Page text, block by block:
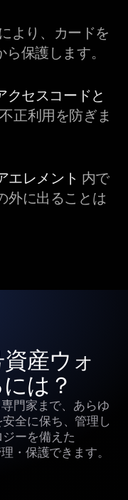
より、カードを
保護します。
クセスコードと
正利用を防ぎま
エレメント 内で
外に出ることは
産ウォ
は？
門家まで、あらゆ
全に保ち、管理し
ーを備えた
・保護できます。